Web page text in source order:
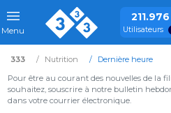
Menu
211.976
Utilisateurs
333 Nutrition
Dernière heure
Pour être au courant des nouvelles de la
souhaitez, souscrire à notre bulletin
dans votre courrier électronique.